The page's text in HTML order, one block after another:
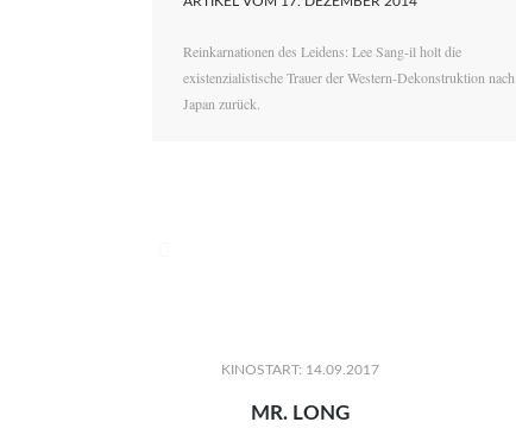
Reinkarnationen des Leidens: Lee Sang-il holt die
existenzialistische Trauer der Western-Dekonstruktion nach
Japan zurück.
KINOSTART: 14.09.2017
MR. LONG